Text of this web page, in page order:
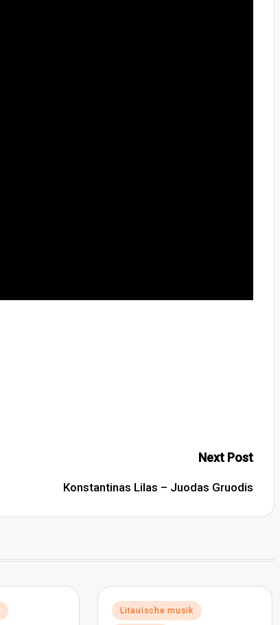
Next Post
Konstantinas Lilas – Juodas Gruodis
Posted
Litauische musik